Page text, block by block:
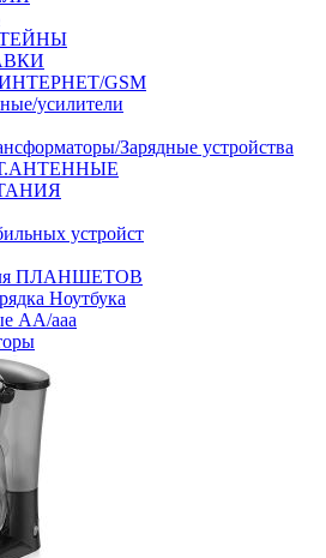
GSM
усилители
Зарядные устройства
устройст
ПЛАНШЕТОВ
Ноутбука
АА/ааа